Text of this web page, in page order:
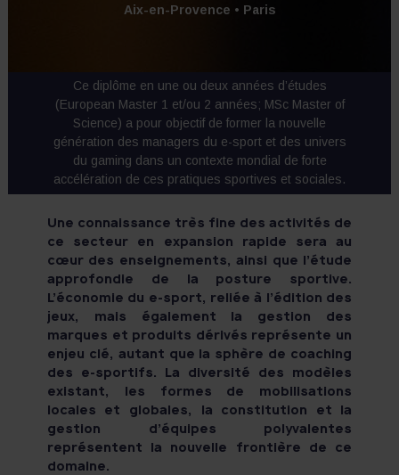
Aix-en-Provence • Paris
Ce diplôme en une ou deux années d’études
(European Master 1 et/ou 2 années; MSc Master of
Science) a pour objectif de former la nouvelle
génération des managers du e-sport et des univers
du gaming dans un contexte mondial de forte
accélération de ces pratiques sportives et sociales.
Une connaissance très fine des activités de
ce secteur en expansion rapide sera au
cœur des enseignements, ainsi que l’étude
approfondie de la posture sportive.
L’économie du e-sport, reliée à l’édition des
jeux, mais également la gestion des
marques et produits dérivés représente un
enjeu clé, autant que la sphère de coaching
des e-sportifs. La diversité des modèles
existant, les formes de mobilisations
locales et globales, la constitution et la
gestion d’équipes polyvalentes
représentent la nouvelle frontière de ce
domaine.